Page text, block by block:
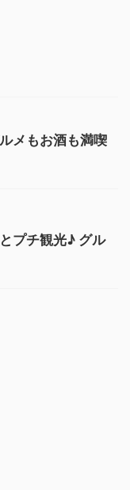
メもお酒も満喫
プチ観光♪ グル